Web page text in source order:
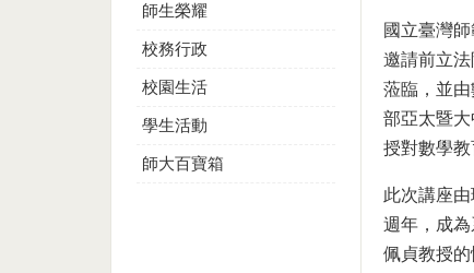
師生榮耀
校務行政
校園生活
學生活動
師大百寶箱
國立臺灣
邀請前立
蒞臨，並
部亞太暨
授對數學教
此次講座
週年，成
佩貞教授